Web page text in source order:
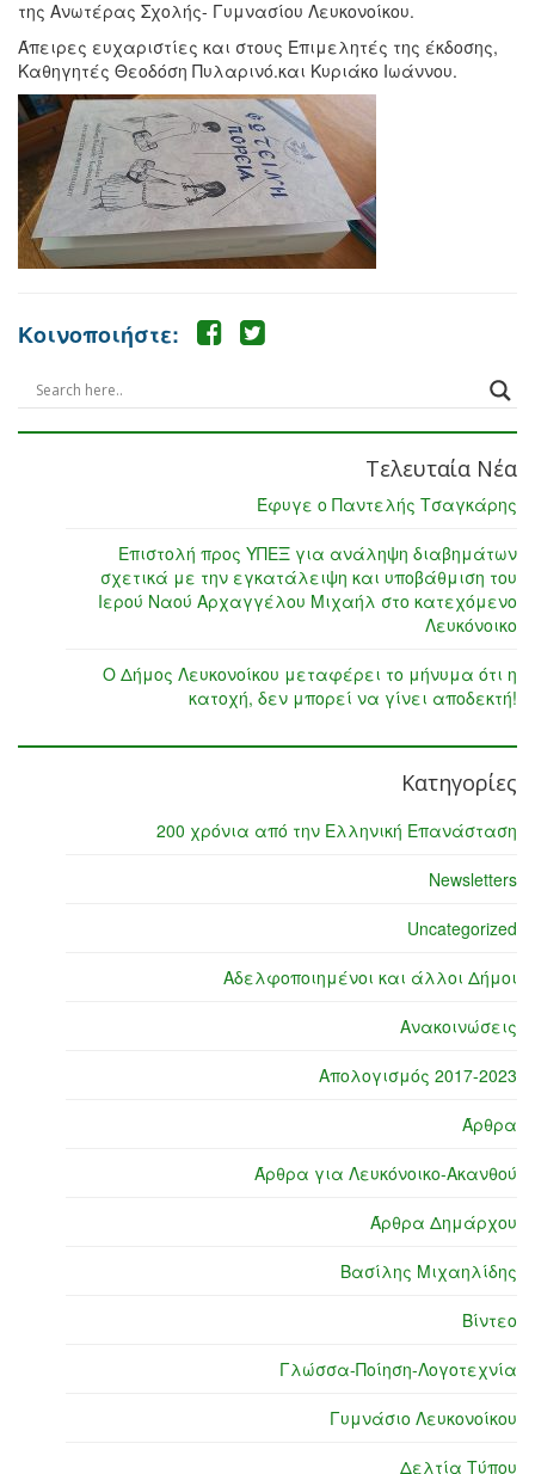
της Ανωτέρας Σχολής- Γυμνασίου Λευκονοίκου.
Άπειρες ευχαριστίες και στους Επιμελητές της έκδοσης,
Καθηγητές Θεοδόση Πυλαρινό.και Κυριάκο Ιωάννου.
Κοινοποιήστε:
Τελευταία Νέα
Έφυγε ο Παντελής Τσαγκάρης
Επιστολή προς ΥΠΕΞ για ανάληψη διαβημάτων
σχετικά με την εγκατάλειψη και υποβάθμιση του
Ιερού Ναού Αρχαγγέλου Μιχαήλ στο κατεχόμενο
Λευκόνοικο
Ο Δήμος Λευκονοίκου μεταφέρει το μήνυμα ότι η
κατοχή, δεν μπορεί να γίνει αποδεκτή!
Κατηγορίες
200 χρόνια από την Ελληνική Επανάσταση
Newsletters
Uncategorized
Αδελφοποιημένοι και άλλοι Δήμοι
Ανακοινώσεις
Απολογισμός 2017-2023
Άρθρα
Άρθρα για Λευκόνοικο-Ακανθού
Άρθρα Δημάρχου
Βασίλης Μιχαηλίδης
Βίντεο
Γλώσσα-Ποίηση-Λογοτεχνία
Γυμνάσιο Λευκονοίκου
Δελτία Τύπου